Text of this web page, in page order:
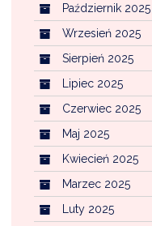
Październik 2025
Wrzesień 2025
Sierpień 2025
Lipiec 2025
Czerwiec 2025
Maj 2025
Kwiecień 2025
Marzec 2025
Luty 2025